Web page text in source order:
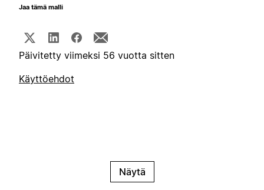
Jaa tämä malli
Päivitetty viimeksi 56 vuotta sitten
Käyttöehdot
Näytä